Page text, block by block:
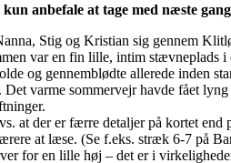
anbefale at tage med næste
Stig og Kristian sig gennem
var en fin lille, intim stævneplads i
og gennemblødte allerede inden
varme sommervejr havde fået
at der er færre detaljer på kortet end
at læse. (Se f.eks. stræk 6-7 på
for en lille høj – det er i